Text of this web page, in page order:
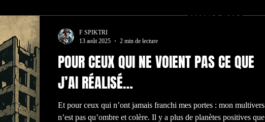
GROUND ZERO – NFT IMPOSSIBLE
POUR CEUX QUI NE VOIENT PAS CE QUE
J’AI RÉALISÉ…
Et pour ceux qui n’ont jamais franchi mes portes : mon multivers
n’est pas qu’ombre et colère. Il y a plus de planètes positives que
F SPIKTRI
13 août 2025
2 min de lecture
CONTACT